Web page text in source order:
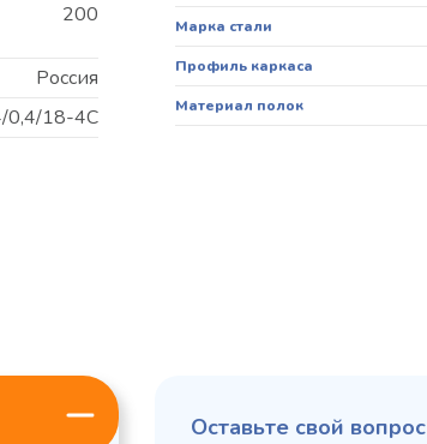
200
Россия
0,4/18-4С
Марка стали
Профиль каркаса
Материал полок
Оставьте свой вопрос